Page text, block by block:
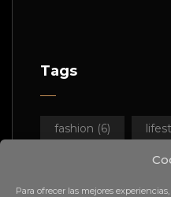
Para ofrecer las mejores
Tags
fashion (6)
studio(14)